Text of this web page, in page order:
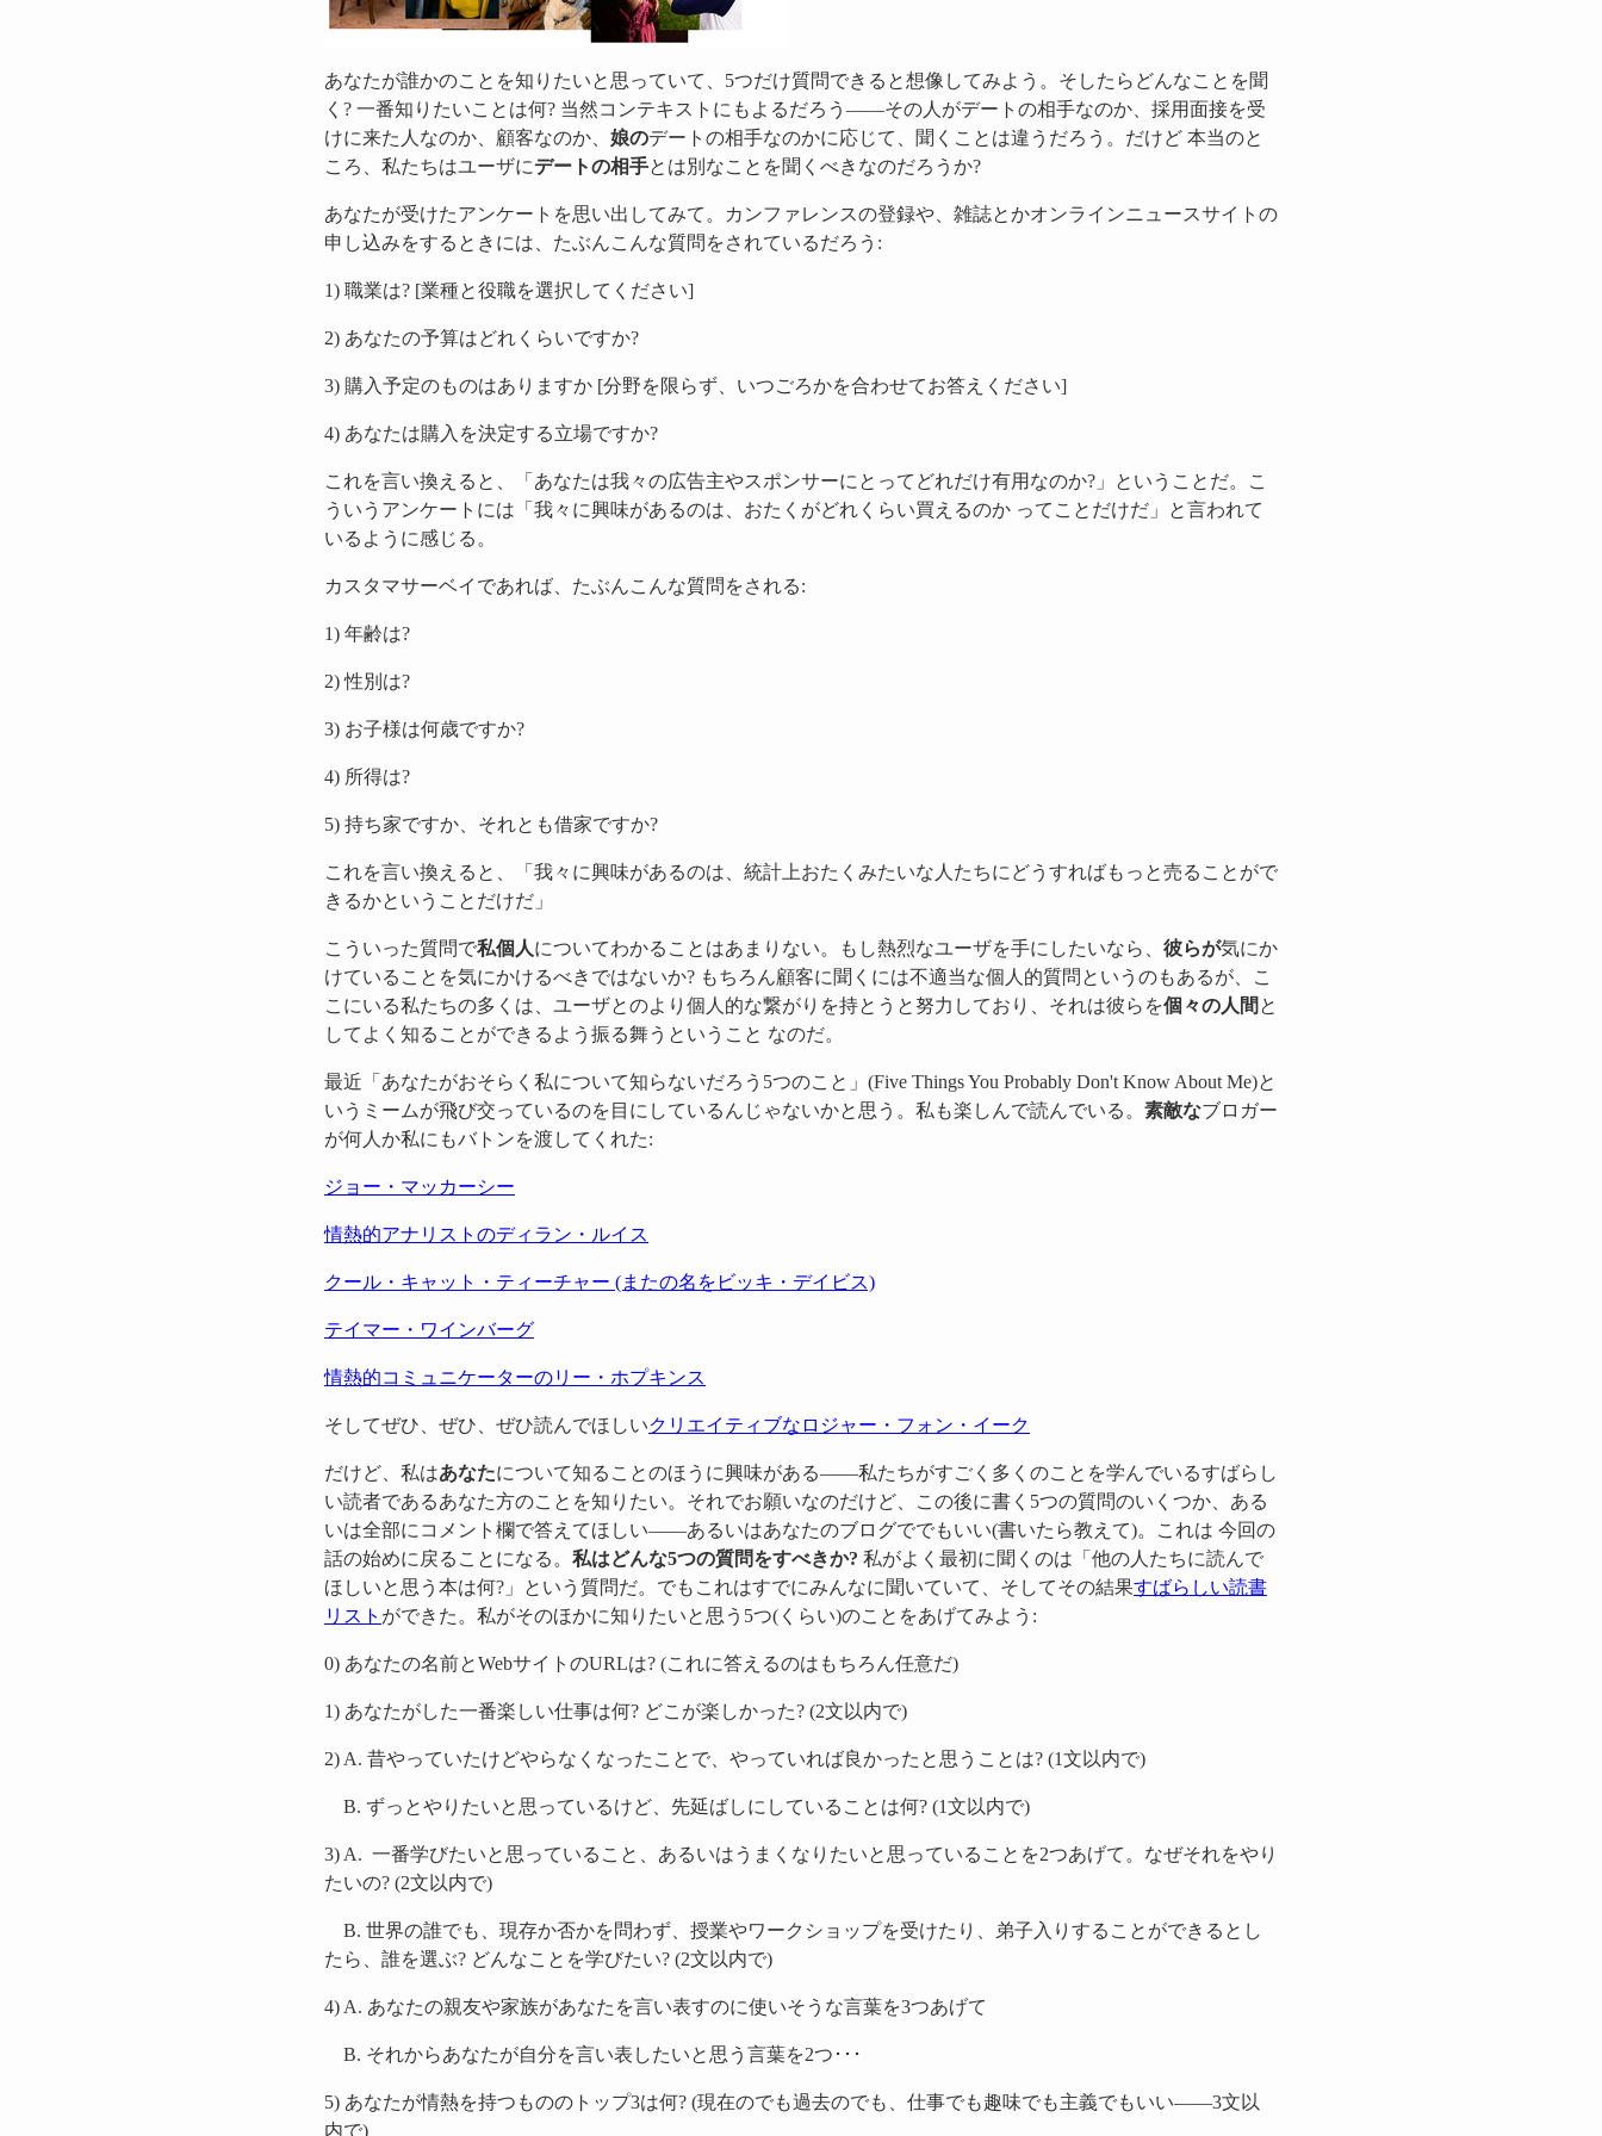
あなたが誰かのことを知りたいと思っていて、5つだけ質問できると想像してみよう。そしたらどんなことを聞
く? 一番知りたいことは何? 当然コンテキストにもよるだろう——その人がデートの相手なのか、採用面接を受
けに来た人なのか、顧客なのか、 娘のデートの相手なのかに応じて、聞くことは違うだろう。だけど 本当のと
ころ、私たちはユーザにデートの相手とは別なことを聞くべきなのだろうか?
あなたが受けたアンケートを思い出してみて。カンファレンスの登録や、雑誌とかオンラインニュースサイトの
申し込みをするときには、たぶんこんな質問をされているだろう:
1) 職業は? [業種と役職を選択してください]
2) あなたの予算はどれくらいですか?
3) 購入予定のものはありますか [分野を限らず、いつごろかを合わせてお答えください]
4) あなたは購入を決定する立場ですか?
これを言い換えると、「あなたは我々の広告主やスポンサーにとってどれだけ有用なのか?」ということだ。こ
ういうアンケートには「我々に興味があるのは、おたくがどれくらい買えるのか ってことだけだ」と言われて
いるように感じる。
カスタマサーベイであれば、たぶんこんな質問をされる:
1) 年齢は?
2) 性別は?
3) お子様は何歳ですか?
4) 所得は?
5) 持ち家ですか、それとも借家ですか?
これを言い換えると、「我々に興味があるのは、統計上おたくみたいな人たちにどうすればもっと売ることがで
きるかということだけだ」
こういった質問で私個人についてわかることはあまりない。もし熱烈なユーザを手にしたいなら、 彼らが気にか
けていることを気にかけるべきではないか? もちろん顧客に聞くには不適当な個人的質問というのもあるが、こ
こにいる私たちの多くは、ユーザとのより個人的な繋がりを持とうと努力しており、それは彼らを個々の人間 と
してよく知ることができるよう振る舞うということ なのだ。
最近「あなたがおそらく私について知らないだろう5つのこと」(Five Things You Probably Don't Know About Me)と
いうミームが飛び交っているのを目にしているんじゃないかと思う。私も楽しんで読んでいる。 素敵なブロガー
が何人か私にもバトンを渡してくれた:
ジョー・マッカーシー
情熱的アナリストのディラン・ルイス
クール・キャット・ティーチャー (またの名をビッキ・デイビス)
テイマー・ワインバーグ
情熱的コミュニケーターのリー・ホプキンス
そしてぜひ、ぜひ、ぜひ読んでほしいクリエイティブなロジャー・フォン・イーク
だけど、私はあなたについて知ることのほうに興味がある——私たちがすごく多くのことを学んでいるすばらし
い読者であるあなた方のことを知りたい。それでお願いなのだけど、この後に書く5つの質問のいくつか、ある
いは全部にコメント欄で答えてほしい——あるいはあなたのブログででもいい(書いたら教えて)。これは 今回の
話の始めに戻ることになる。 私はどんな5つの質問をすべきか? 私がよく最初に聞くのは「他の人たちに読んで
ほしいと思う本は何?」という質問だ。でもこれはすでにみんなに聞いていて、そしてその結果すばらしい読書
リスト ができた。私がそのほかに知りたいと思う5つ(くらい)のことをあげてみよう:
0) あなたの名前とWebサイトのURLは? (これに答えるのはもちろん任意だ)
1) あなたがした一番楽しい仕事は何? どこが楽しかった? (2文以内で)
2) A. 昔やっていたけどやらなくなったことで、やっていれば良かったと思うことは? (1文以内で)
B. ずっとやりたいと思っているけど、先延ばしにしていることは何? (1文以内で)
3) A. 一番学びたいと思っていること、あるいはうまくなりたいと思っていることを2つあげて。なぜそれをやり
たいの? (2文以内で)
B. 世界の誰でも、現存か否かを問わず、授業やワークショップを受けたり、弟子入りすることができるとし
たら、誰を選ぶ? どんなことを学びたい? (2文以内で)
4) A. あなたの親友や家族があなたを言い表すのに使いそうな言葉を3つあげて
B. それからあなたが自分を言い表したいと思う言葉を2つ･･･
5) あなたが情熱を持つもののトップ3は何? (現在のでも過去のでも、仕事でも趣味でも主義でもいい——3文以
内で)